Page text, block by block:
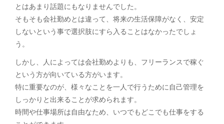
とはあまり話題にもなりませんでした。
そもそも会社勤めとは違って、将来の生活保障がなく、安定
しないという事で選択肢にすら入ることはなかったでしょ
う。
しかし、人によっては会社勤めよりも、フリーランスで稼ぐ
という方が向いている方がいます。
特に重要なのが、様々なことを一人で行うために自己管理を
しっかりと出来ることが求められます。
時間や仕事場所は自由なため、いつでもどこでも仕事をする